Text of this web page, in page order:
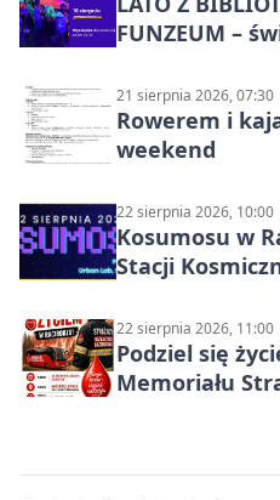
FUNZEUM –
21 sierpnia 2026, 07:30
Rowerem i
weekend
22 sierpnia 2026, 10:00
Kosumosu w
Stacji
22 sierpnia 2026, 11:00
Podziel się
Memoriału